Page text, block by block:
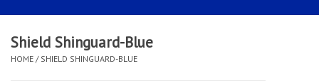
KLEDING
CLUBSHOPS
Shield Shinguard-Blue
HOME / SHIELD SHINGUARD-BLUE